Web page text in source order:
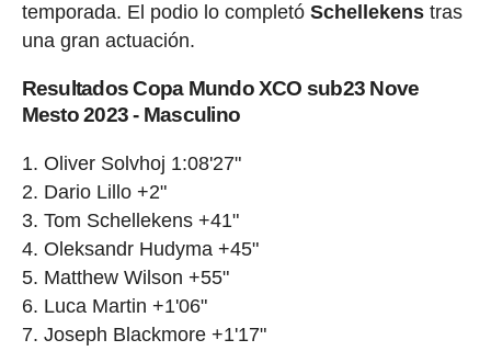
temporada. El podio lo completó Schellekenstras
una gran actuación.
Resultados Copa Mundo XCO sub23 Nove
Mesto 2023 - Masculino
Oliver Solvhoj 1:08'27"
Dario Lillo +2"
Tom Schellekens +41"
Oleksandr Hudyma +45"
Matthew Wilson +55"
Luca Martin +1'06"
Joseph Blackmore +1'17"